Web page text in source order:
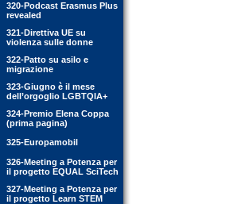
320-Podcast Erasmus Plus
revealed
321-Direttiva UE su
violenza sulle donne
322-Patto su asilo e
migrazione
323-Giugno è il mese
dell’orgoglio LGBTQIA+
324-Premio Elena Coppa
(prima pagina)
325-Europamobil
326-Meeting a Potenza per
il progetto EQUAL SciTech
327-Meeting a Potenza per
il progetto Learn STEM